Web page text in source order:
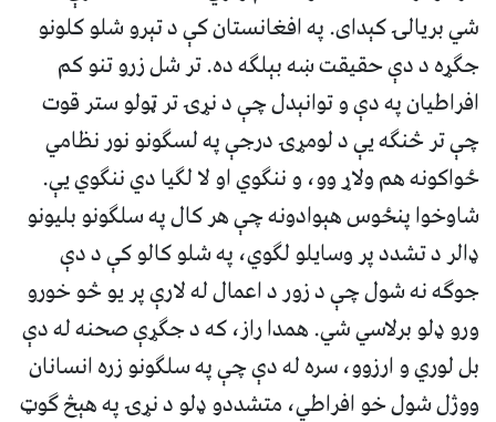
شي بریالۍ کېدای. په افغانستان کې د تېرو شلو کلونو
جګړه د دې حقیقت ښه بېلګه ده. تر شل زرو تنو کم
افراطیان په دې و توانېدل چې د نړۍ تر ټولو ستر قوت
چې تر څنګه یې د لومړۍ درجې په لسګونو نور نظامي
ځواکونه هم ولاړ وو، و ننګوي او لا لګیا دي ننګوي یې.
شاوخوا پنځوس هېوادونه چې هر کال په سلګونو بلیونو
ډالر د تشدد پر وسایلو لګوي، په شلو کالو کې د دې
جوګه نه شول چې د زور د اعمال له لارې پر یو څو خورو
ورو ډلو برلاسي شي. همدا راز، که د جګړې صحنه له دې
بل لوري و ارزوو، سره له دې چې په سلګونو زره انسانان
ووژل شول خو افراطي، متشددو ډلو د نړۍ په هېڅ ګوټ